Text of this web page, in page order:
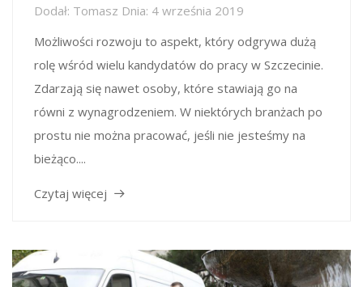
Dodał: Tomasz Dnia: 4 września 2019
Możliwości rozwoju to aspekt, który odgrywa dużą
rolę wśród wielu kandydatów do pracy w Szczecinie.
Zdarzają się nawet osoby, które stawiają go na
równi z wynagrodzeniem. W niektórych branżach po
prostu nie można pracować, jeśli nie jesteśmy na
bieżąco....
Czytaj więcej